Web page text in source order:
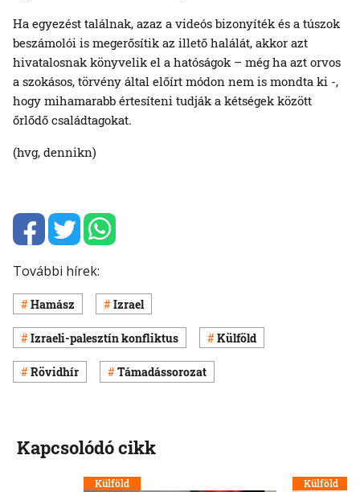
Ha egyezést találnak, azaz a videós bizonyíték és a túszok
beszámolói is megerősítik az illető halálát, akkor azt
hivatalosnak könyvelik el a hatóságok – még ha azt orvos
a szokásos, törvény által előírt módon nem is mondta ki -,
hogy mihamarabb értesíteni tudják a kétségek között
őrlődő családtagokat.
(hvg, dennikn)
További hírek:
Hamász Izrael
Izraeli-palesztín konfliktus Külföld
Rövidhír Támadássorozat
Kapcsolódó cikk
Külföld Külföld